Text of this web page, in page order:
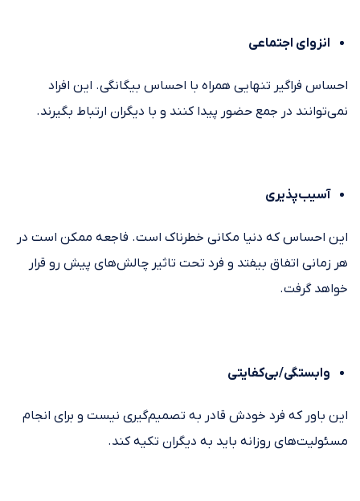
انزوای اجتماعی
احساس فراگیر تنهایی همراه با احساس بیگانگی. این افراد
نمی‌توانند در جمع حضور پیدا کنند و با دیگران ارتباط بگیرند.
آسیب‌پذیری
این احساس که دنیا مکانی خطرناک است. فاجعه ممکن است در
هر زمانی اتفاق بیفتد و فرد تحت تاثیر چالش‌های پیش رو قرار
خواهد گرفت.
وابستگی/بی‌کفایتی
این باور که فرد خودش قادر به تصمیم‌گیری نیست و برای انجام
مسئولیت‌های روزانه باید به دیگران تکیه کند.